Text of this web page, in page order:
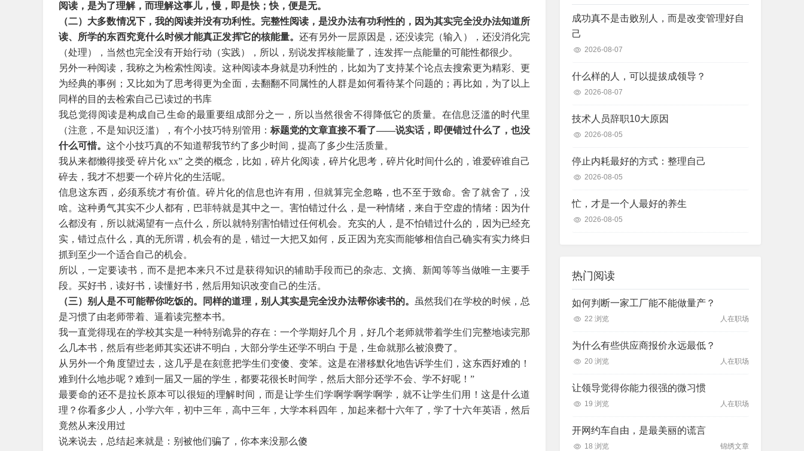
阅读，是为了理解，而理解这事儿，慢，即是快；快，便是无。
（二） 大多数情况下，我的阅读并没有功利性。完整性阅读，是没办法有功利性的，因为其实完全没办法知道所
读、所学的东西究竟什么时候才能真正发挥它的核能量。还有另外一层原因是，还没读完（输入），还没消化完
（处理），当然也完全没有开始行动（实践），所以，别说发挥核能量了，连发挥一点能量的可能性都很少。
另外一种阅读，我称之为检索性阅读。这种阅读本身就是功利性的，比如为了支持某个论点去搜索更为精彩、更
为经典的事例；又比如为了思考得更为全面，去翻翻不同属性的人群是如何看待某个问题的；再比如，为了以上
同样的目的去检索自己已读过的书库
我总觉得阅读是构成自己生命的最重要组成部分之一，所以当然很舍不得降低它的质量。在信息泛滥的时代里
（注意，不是知识泛滥），有个小技巧特别管用： 标题党的文章直接不看了——说实话，即便错过什么了，也没
什么可惜。 这个小技巧真的不知道帮我节约了多少时间，提高了多少生活质量。
我从来都懒得接受 碎片化 xx” 之类的概念，比如，碎片化阅读，碎片化思考，碎片化时间什么的，谁爱碎谁自己
碎去，我才不想要一个碎片化的生活呢。
信息这东西，必须系统才有价值。碎片化的信息也许有用，但就算完全忽略，也不至于致命。舍了就舍了，没
啥。这种勇气其实不少人都有，巴菲特就是其中之一。害怕错过什么，是一种情绪，来自于空虚的情绪：因为什
么都没有，所以就渴望有一点什么，所以就特别害怕错过任何机会。充实的人，是不怕错过什么的，因为已经充
实，错过点什么，真的无所谓，机会有的是，错过一大把又如何，反正因为充实而能够相信自己确实有实力终归
抓到至少一个适合自己的机会。
所以，一定要读书，而不是把本来只不过是获得知识的辅助手段而已的杂志、文摘、新闻等等当做唯一主要手
段。买好书，读好书，读懂好书，然后用知识改变自己的生活。
（三） 别人是不可能帮你吃饭的。同样的道理，别人其实是完全没办法帮你读书的。
虽然我们在学校的时候，总
是习惯了由老师带着、逼着读完整本书。
我一直觉得现在的学校其实是一种特别诡异的存在：一个学期好几个月，好几个老师就带着学生们完整地读完那
么几本书，然后有些老师其实还讲不明白，大部分学生还学不明白 于是，生命就那么被浪费了。
从另外一个角度望过去，这几乎是在刻意把学生们变傻、变笨。这是在潜移默化地告诉学生们，这东西好难的！
难到什么地步呢？难到一届又一届的学生，都要花很长时间学，然后大部分还学不会、学不好呢！”
最要命的还不是拉长原本可以很短的理解时间，而是让学生们学啊学啊学啊学，就不让学生们用！这是什么道
理？你看多少人，小学六年，初中三年，高中三年，大学本科四年，加起来都十六年了，学了十六年英语，然后
竟然从来没用过
说来说去，总结起来就是：别被他们骗了，你本来没那么傻
成功真不是击败别人，而是改变管理好自
己
2026-08-07
什么样的人，可以提拔成领导？
2026-08-07
技术人员辞职10大原因
2026-08-05
停止内耗最好的方式：整理自己
2026-08-05
忙，才是一个人最好的养生
2026-08-05
热门阅读
如何判断一家工厂能不能做量产？
22 浏览 人在职场
为什么有些供应商报价永远最低？
20 浏览 人在职场
让领导觉得你能力很强的微习惯
19 浏览 人在职场
开网约车自由，是最美丽的谎言
18 浏览 锦绣文章